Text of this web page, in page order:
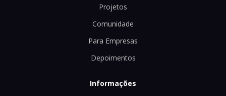
Projetos
Comunidade
Para Empresas
Depoimentos
Informações